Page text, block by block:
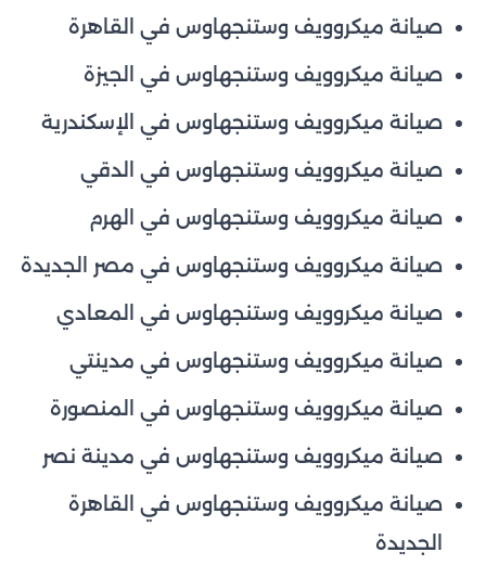
صيانة ميكروويف وستنجهاوس في القاهرة
صيانة ميكروويف وستنجهاوس في الجيزة
صيانة ميكروويف وستنجهاوس في الإسكندرية
صيانة ميكروويف وستنجهاوس في الدقي
صيانة ميكروويف وستنجهاوس في الهرم
صيانة ميكروويف وستنجهاوس في مصر الجديدة
صيانة ميكروويف وستنجهاوس في المعادي
صيانة ميكروويف وستنجهاوس في مدينتي
صيانة ميكروويف وستنجهاوس في المنصورة
صيانة ميكروويف وستنجهاوس في مدينة نصر
صيانة ميكروويف وستنجهاوس في القاهرة
الجديدة